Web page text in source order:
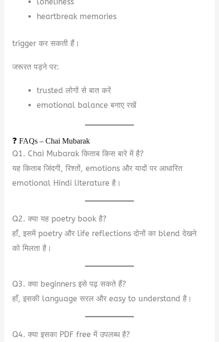
heartbreak memories
trigger कर सकती हैं।
जरूरत पड़ने पर:
trusted लोगों से बात करें
emotional balance बनाए रखें
❓ FAQs – Chai Mubarak
Q1. Chai Mubarak किताब किस बारे में है?
यह किताब जिंदगी, रिश्तों, emotions और यादों पर आधारित
emotional Hindi literature है।
Q2. क्या यह poetry book है?
हाँ, इसमें poetry और life reflections दोनों का blend देखने
को मिलता है।
Q3. क्या beginners इसे पढ़ सकते हैं?
हाँ, इसकी language सरल और easy to understand है।
Q4. क्या इसका PDF free में उपलब्ध है?